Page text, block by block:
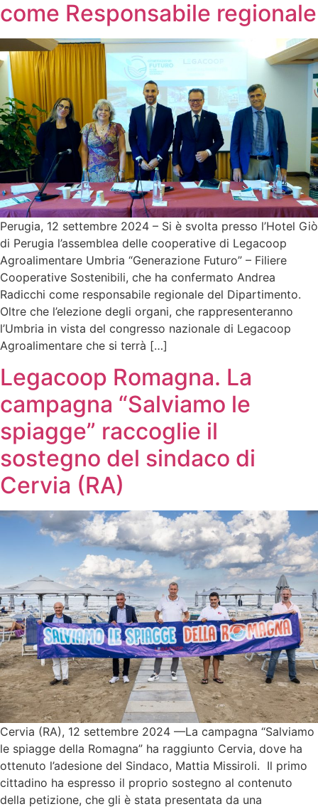
come Responsabile regionale
Perugia, 12 settembre 2024 – Si è svolta presso l’Hotel Giò
di Perugia l’assemblea delle cooperative di Legacoop
Agroalimentare Umbria “Generazione Futuro” – Filiere
Cooperative Sostenibili, che ha confermato Andrea
Radicchi come responsabile regionale del Dipartimento.
Oltre che l’elezione degli organi, che rappresenteranno
l’Umbria in vista del congresso nazionale di Legacoop
Agroalimentare che si terrà […]
Legacoop Romagna. La
campagna “Salviamo le
spiagge” raccoglie il
sostegno del sindaco di
Cervia (RA)
Cervia (RA), 12 settembre 2024 —La campagna “Salviamo
le spiagge della Romagna” ha raggiunto Cervia, dove ha
ottenuto l’adesione del Sindaco, Mattia Missiroli. Il primo
cittadino ha espresso il proprio sostegno al contenuto
della petizione, che gli è stata presentata da una